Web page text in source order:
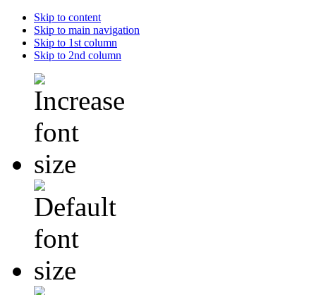
Skip to content
Skip to main navigation
Skip to 1st column
Skip to 2nd column